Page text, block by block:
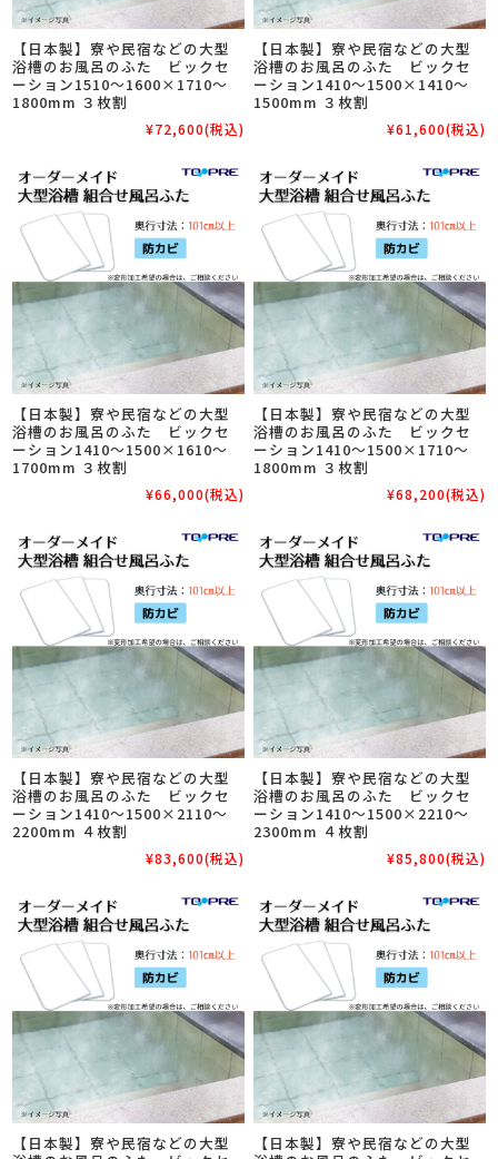
【日本製】寮や民宿などの大型
浴槽のお風呂のふた ビックセ
ーション1510～1600×1710～
1800mm ３枚割
¥72,600(税込)
【日本製】寮や民宿などの大型
浴槽のお風呂のふた ビックセ
ーション1410～1500×1410～
1500mm ３枚割
¥61,600(税込)
【日本製】寮や民宿などの大型
浴槽のお風呂のふた ビックセ
ーション1410～1500×1610～
1700mm ３枚割
¥66,000(税込)
【日本製】寮や民宿などの大型
浴槽のお風呂のふた ビックセ
ーション1410～1500×1710～
1800mm ３枚割
¥68,200(税込)
【日本製】寮や民宿などの大型
浴槽のお風呂のふた ビックセ
ーション1410～1500×2110～
2200mm ４枚割
¥83,600(税込)
【日本製】寮や民宿などの大型
浴槽のお風呂のふた ビックセ
ーション1410～1500×2210～
2300mm ４枚割
¥85,800(税込)
【日本製】寮や民宿などの大型
【日本製】寮や民宿などの大型